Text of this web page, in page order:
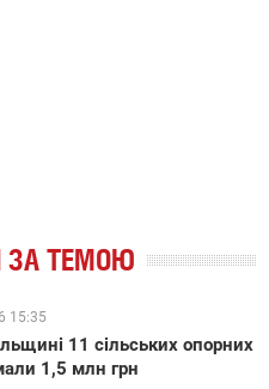
ЗА ТЕМОЮ
15:35
11 сільських опорних
1,5 млн грн